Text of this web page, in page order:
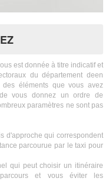
est donnée à titre indicatif et
du département deen
éléments que vous avez
vous donnez un ordre de
paramètres ne sont pas
d'approche qui correspondent
parcourue par le taxi pour
qui peut choisir un itinéraire
et vous éviter les